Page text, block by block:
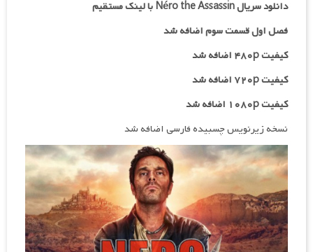
دانلود سریال Néro the Assassin با لینک مستقیم
فصل اول قسمت سوم اضافه شد
کیفیت ۴۸۰p اضافه شد
کیفیت ۷۲۰p
اضافه شد
کیفیت ۱۰۸۰p اضافه شد
نسخه زیرنویس چسبیده فارسی اضافه شد